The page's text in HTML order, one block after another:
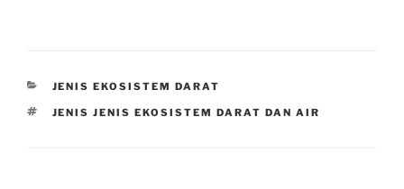
CATEGORIES
JENIS EKOSISTEM DARAT
TAGS
JENIS JENIS EKOSISTEM DARAT DAN AIR